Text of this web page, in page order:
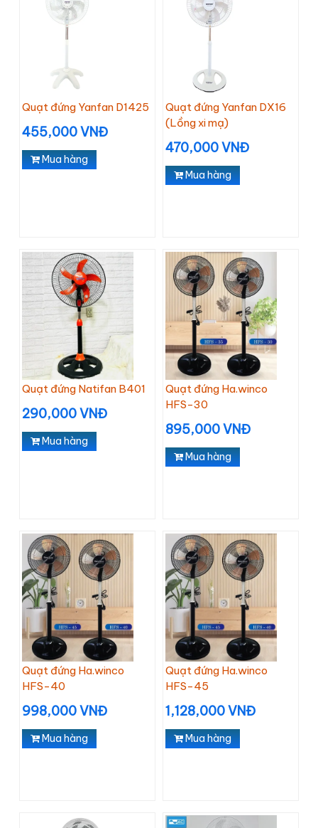
Quạt đứng Yanfan D1425
455,000 VNĐ
Mua hàng
Quạt đứng Yanfan DX16
(Lồng xi mạ)
470,000 VNĐ
Mua hàng
Quạt đứng Natifan B401
290,000 VNĐ
Mua hàng
Quạt đứng Ha.winco
HFS-30
895,000 VNĐ
Mua hàng
Quạt đứng Ha.winco
HFS-40
998,000 VNĐ
Mua hàng
Quạt đứng Ha.winco
HFS-45
1,128,000 VNĐ
Mua hàng